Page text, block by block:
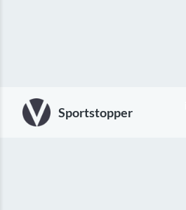
Sportstopper